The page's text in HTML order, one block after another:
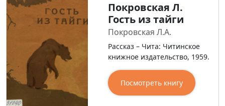
Покровская Л.
Гость из тайги
Покровская Л.А.
Рассказ – Чита: Читинское
книжное издательство, 1959.
Посмотреть книгу